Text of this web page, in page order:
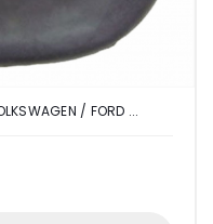
/ FORD ...